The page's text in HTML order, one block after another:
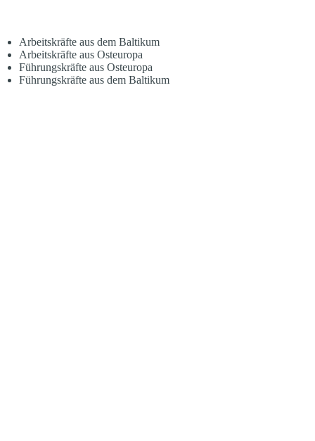
Arbeitskräfte aus dem Baltikum
Arbeitskräfte aus Osteuropa
Führungskräfte aus Osteuropa
Führungskräfte aus dem Baltikum